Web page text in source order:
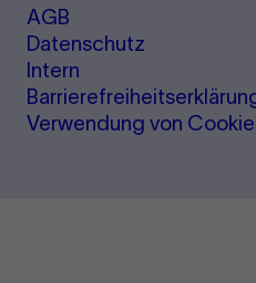
AGB
Datenschutz
Intern
Verwendung von